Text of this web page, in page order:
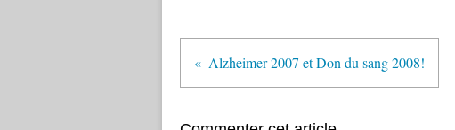
Alzheimer 2007 et Don du sang 2008!